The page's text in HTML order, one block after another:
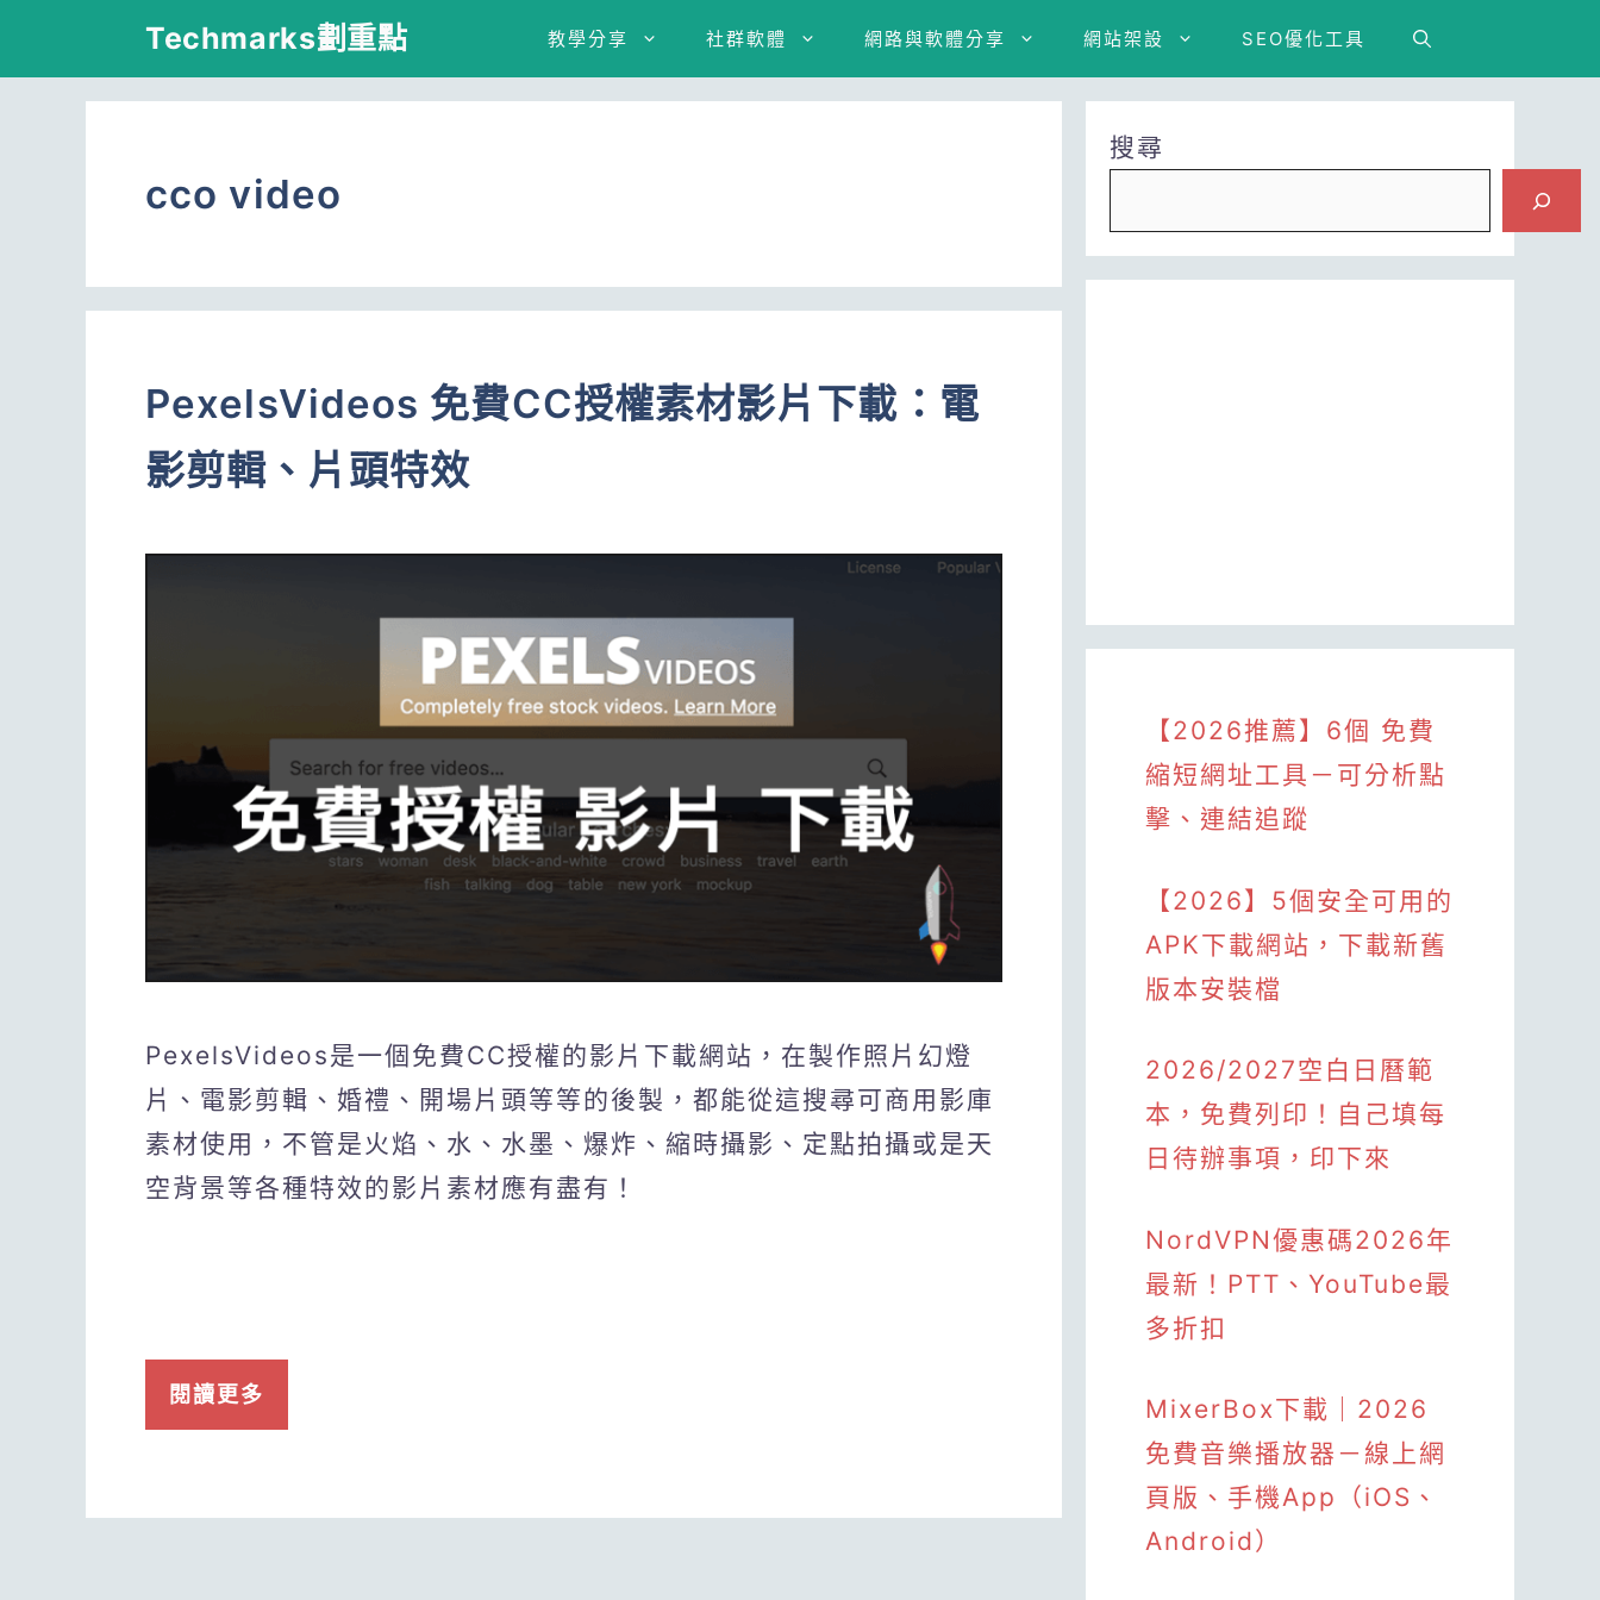
Techmarks劃重點 教學分享 社群軟體 網路與軟體分享 網站架設 SEO優化工具
cco video
PexelsVideos 免費CC授權素材影片下載：電
影剪輯、片頭特效
PexelsVideos是一個免費CC授權的影片下載網站，在製作照片幻燈
片、電影剪輯、婚禮、開場片頭等等的後製，都能從這搜尋可商用影庫
素材使用，不管是火焰、水、水墨、爆炸、縮時攝影、定點拍攝或是天
空背景等各種特效的影片素材應有盡有！
閱讀更多
搜尋
【2026推薦】6個 免費
縮短網址工具－可分析點
擊、連結追蹤
【2026】5個安全可用的
APK下載網站，下載新舊
版本安裝檔
2026/2027空白日曆範
本，免費列印！自己填每
日待辦事項，印下來
NordVPN優惠碼2026年
最新！PTT、YouTube最
多折扣
MixerBox下載｜2026
免費音樂播放器－線上網
頁版、手機App（iOS、
Android）